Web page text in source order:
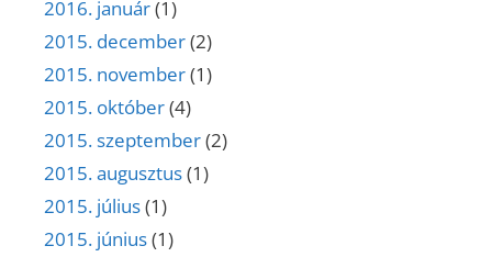
2016. január(1)
2015. december(2)
2015. november(1)
2015. október(4)
2015. szeptember(2)
2015. augusztus(1)
2015. július(1)
2015. június(1)